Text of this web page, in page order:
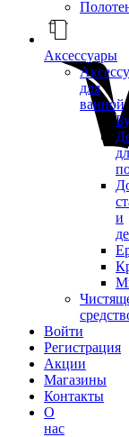
Аксессуары
для
ванной
и
Войти
Регистрация
Акции
Магазины
Контакты
О
нас